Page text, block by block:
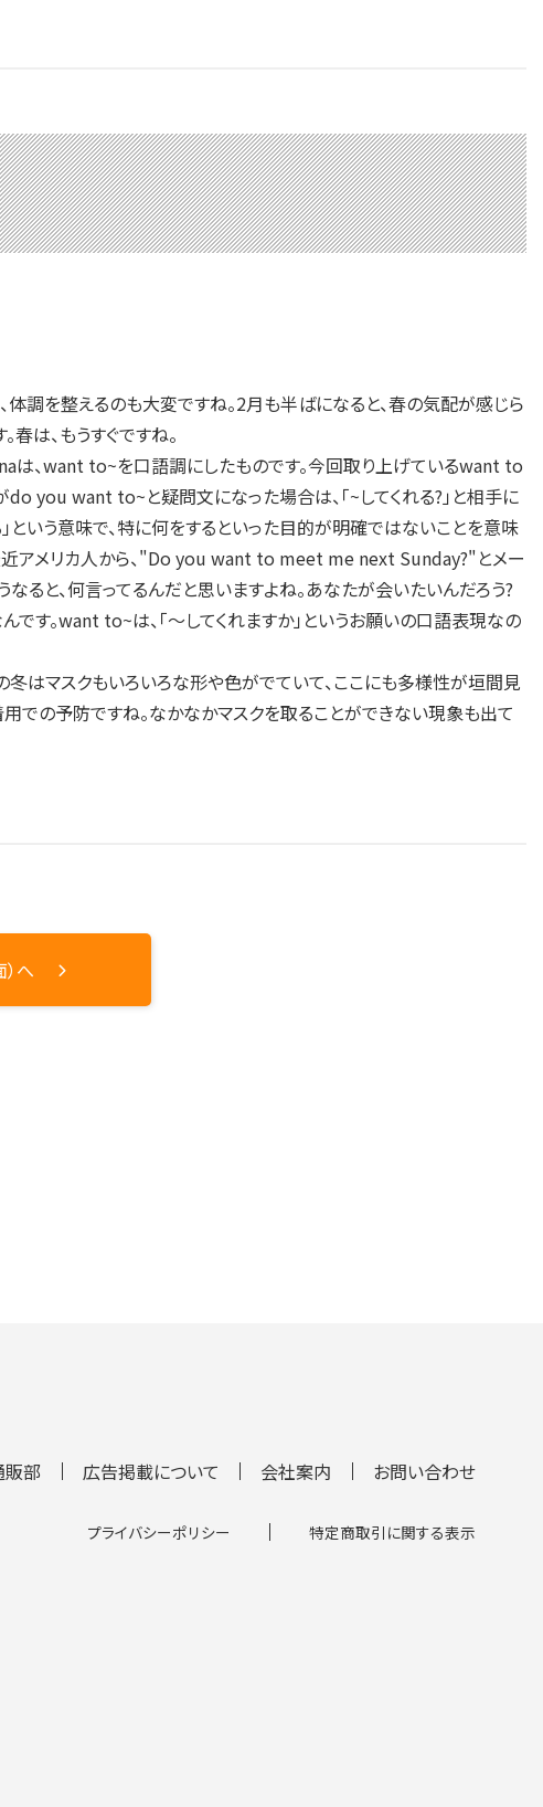
調を整えるのも大変ですね。2月も半ばになると、春の気配が感じら
は、もうすぐですね。
は、want to~を口語調にしたものです。今回取り上げているwant to
do you want to~と疑問文になった場合は、「~してくれる?」と相手に
という意味で、特に何をするといった目的が明確ではないことを意味
最近アメリカ人から、"Do you want to meet me next Sunday?"とメー
ると、何言ってるんだと思いますよね。あなたが会いたいんだろう?
です。want to~は、「～してくれますか」というお願いの口語表現なの
はマスクもいろいろな形や色がでていて、ここにも多様性が垣間見
での予防ですね。なかなかマスクを取ることができない現象も出て
へ
販部 広告掲載について 会社案内 お問い合わせ
プライバシーポリシー 特定商取引に関する表示